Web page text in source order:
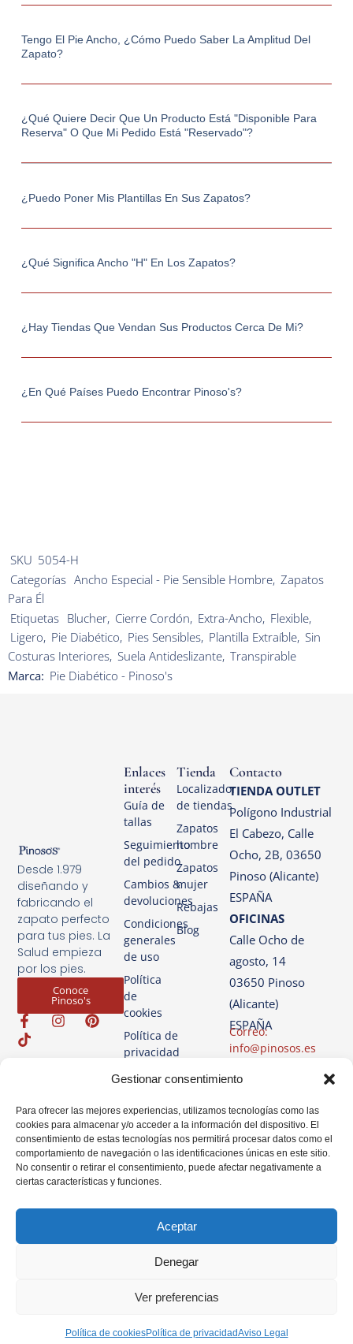
Gestionar consentimiento
Para ofrecer las mejores experiencias, utilizamos tecnologías como las
cookies para almacenar y/o acceder a la información del dispositivo. El
consentimiento de estas tecnologías nos permitirá procesar datos como el
comportamiento de navegación o las identificaciones únicas en este sitio.
No consentir o retirar el consentimiento, puede afectar negativamente a
ciertas características y funciones.
Aceptar
Denegar
Ver preferencias
Política de cookiesPolítica de privacidadAviso Legal
Tengo El Pie Ancho, ¿cómo Puedo Saber La Amplitud Del
Zapato?
¿Qué Quiere Decir Que Un Producto Está "Disponible Para
Reserva" O Que Mi Pedido Está "Reservado"?
¿Puedo Poner Mis Plantillas En Sus Zapatos?
¿Qué Significa Ancho "h" En Los Zapatos?
¿Hay Tiendas Que Vendan Sus Productos Cerca De Mi?
¿En Qué Países Puedo Encontrar Pinoso's?
SKU 5054-H
Categorías Ancho Especial - Pie Sensible Hombre, Zapatos
Para Él
Etiquetas Blucher, Cierre Cordón, Extra-Ancho, Flexible,
Ligero, Pie Diabético, Pies Sensibles, Plantilla Extraíble, Sin
Costuras Interiores, Suela Antideslizante, Transpirable
Marca: Pie Diabético - Pinoso's
Desde 1.979
diseñando y
fabricando el
zapato perfecto
para tus pies. La
Salud empieza
por los pies.
Conoce
Pinoso's
Tienda
Localizador
de tiendas
Zapatos
hombre
Zapatos
mujer
Rebajas
Blog
Enlaces
interés
Guía de
tallas
Seguimiento
del pedido
Cambios &
devoluciones
Condiciones
generales
de uso
Política
de
cookies
Política de
privacidad
Aviso
Contacto
TIENDA OUTLET
Polígono Industrial
El Cabezo, Calle
Ocho, 2B, 03650
Pinoso (Alicante)
ESPAÑA
OFICINAS
Calle Ocho de
agosto, 14
03650 Pinoso
(Alicante)
ESPAÑA
Correo:
info@pinosos.es
Teléfono: +34 96 69
70 274
+34 670 387 812
(sólo Whatsapp)
Horario: Lun-Vie de
07:00h a 14:00h
© Pinosos. Todos los derechos reservados 2025